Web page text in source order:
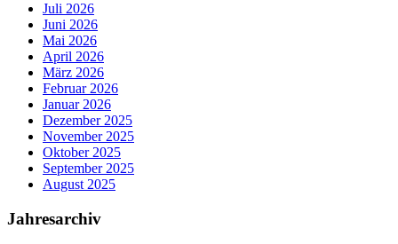
Juli 2026
Juni 2026
Mai 2026
April 2026
März 2026
Februar 2026
Januar 2026
Dezember 2025
November 2025
Oktober 2025
September 2025
August 2025
Jahresarchiv